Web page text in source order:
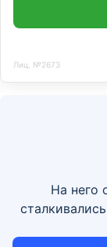
Лиц. №2673
На него